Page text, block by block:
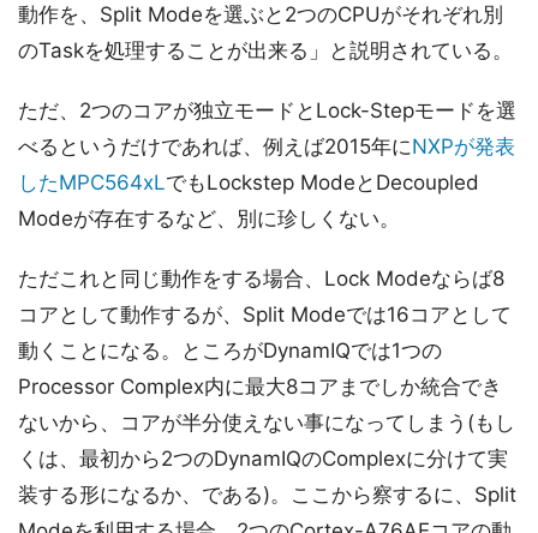
動作を、Split Modeを選ぶと2つのCPUがそれぞれ別
のTaskを処理することが出来る」と説明されている。
ただ、2つのコアが独立モードとLock-Stepモードを選
べるというだけであれば、例えば2015年にNXPが発表
したMPC564xLでもLockstep ModeとDecoupled
Modeが存在するなど、別に珍しくない。
ただこれと同じ動作をする場合、Lock Modeならば8
コアとして動作するが、Split Modeでは16コアとして
動くことになる。ところがDynamIQでは1つの
Processor Complex内に最大8コアまでしか統合でき
ないから、コアが半分使えない事になってしまう(もし
くは、最初から2つのDynamIQのComplexに分けて実
装する形になるか、である)。ここから察するに、Split